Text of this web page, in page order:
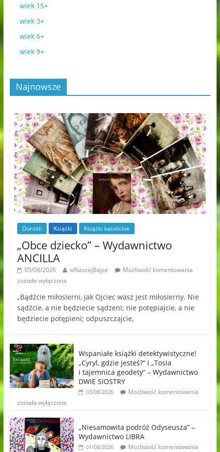
wiek 15+
wiek 3+
wiek 6+
wiek 9+
Najnowsze
Dorośli Książki Książki katolickie
„Obce dziecko” – Wydawnictwo
ANCILLA
05/08/2026 wNaszejBajce
Możliwość komentowania
została wyłączona
„Bądźcie miłosierni, jak Ojciec wasz jest miłosierny. Nie
sądźcie, a nie będziecie sądzeni; nie potępiajcie, a nie
będziecie potępieni; odpuszczajcie,
Wspaniałe książki detektywistyczne!
„Cyryl, gdzie jesteś?” i „Tosia
i tajemnica geodety” – Wydawnictwo
DWIE SIOSTRY
03/08/2026
Możliwość komentowania
została wyłączona
„Niesamowita podróż Odyseusza” –
Wydawnictwo LIBRA
01/08/2026
Możliwość komentowania